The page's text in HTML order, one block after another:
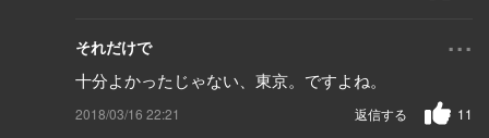
それだけで ...
十分よかったじゃない、東京。ですよね。
2018/03/16 22:21 11
返信する